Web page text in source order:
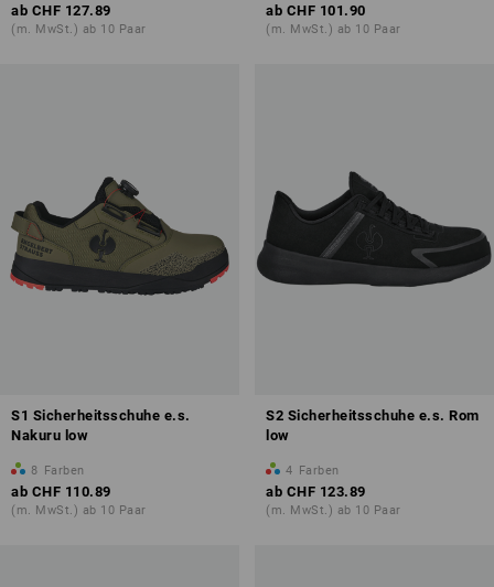
ab CHF 127.89
(m. MwSt.) ab 10 Paar
ab CHF 101.90
(m. MwSt.) ab 10 Paar
S1 Sicherheitsschuhe e.s.
Nakuru low
8 Farben
ab CHF 110.89
(m. MwSt.) ab 10 Paar
S2 Sicherheitsschuhe e.s. Rom
low
4 Farben
ab CHF 123.89
(m. MwSt.) ab 10 Paar